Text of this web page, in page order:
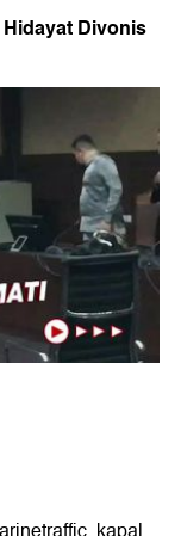
Divonis